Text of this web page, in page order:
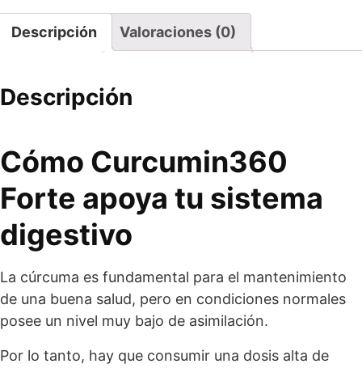
Descripción Valoraciones (0)
Descripción
Cómo Curcumin360
Forte apoya tu sistema
digestivo
La cúrcuma es fundamental para el mantenimiento
de una buena salud, pero en condiciones normales
posee un nivel muy bajo de asimilación.
Por lo tanto, hay que consumir una dosis alta de